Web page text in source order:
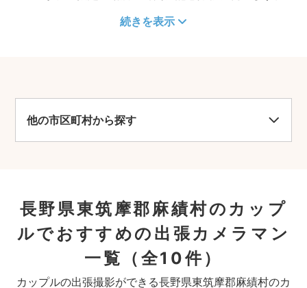
続きを表示
他の市区町村から探す
長野県東筑摩郡麻績村のカップ
ルでおすすめの出張カメラマン
一覧
（全10件）
カップルの出張撮影ができる長野県東筑摩郡麻績村のカ